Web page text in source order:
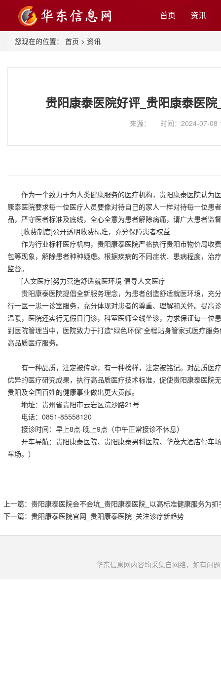
首页 资讯
您现在的位置： 首页 > 资讯
贵阳康泰医院好评_贵阳康泰医
来源： 时间：2024-07-
作为一个致力于为人类健康服务的医疗机构，贵阳康泰医院认为
康泰医院要求每一位医疗人员要像对待自己的家人一样对待每一位患
品，严守医者标准及底线，全心全意为患者解除病痛，请广大患者监
[收费制度]公开透明收费标准，充分保障患者权益
作为行业标杆医疗机构，贵阳康泰医院严格执行贵阳市物价局收
包等现象，解除患者种种疑虑。根据疾病的不同症状、患病程度，治
监督。
[人文医疗]努力营造舒适就医环境 倡导人文医疗
贵阳康泰医院提倡全新服务理念，为患者创造舒适就医环境，充
行一医一患一诊室服务，充分体现对患者的尊重、理解和关怀。提高
温暖，医院还实行无假日门诊，科室医师全线坐诊，力求保证每一位
到医院管理当中，医院致力于打造“绿色环保”全程贴身管家式医疗服
高品质医疗服务。
有一种品质，注定被传承，有一种榜样，注定被铭记。对品质医
优异的医疗研究成果，执行高品质医疗技术标准，促使贵阳康泰医院
贵阳及全国百姓的健康事业做出更大贡献。
地址：贵州省贵阳市云岩区浣沙路21号
电话：0851-85558120
接诊时间：早上8点-晚上9点（中午正常接诊不休息）
开车导航：贵阳康泰医院、贵阳康泰男科医院、华茂大酒店停车
车场。）
上一篇： 贵阳康泰医院会不会坑_贵阳康泰医院_以高标准健康服务为抓
下一篇： 贵阳康泰医院官网_贵阳康泰医院_关注诊疗新趋势
华东信息网内容均采集自网络，如有问